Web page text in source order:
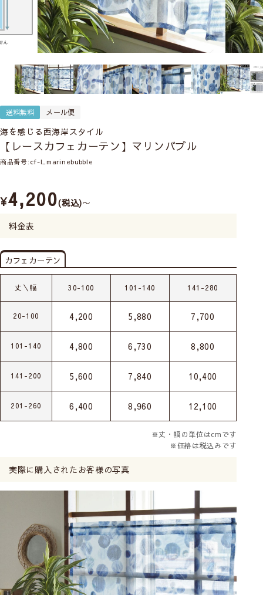
送料無料 メール便
海を感じる西海岸スタイル
【レースカフェカーテン】マリンバブル
商品番号 cf-l_marinebubble
¥4,200 税込 〜
料金表
カフェカーテン
丈＼幅 30-100 101-140 141-280
20-100 4,200 5,880 7,700
101-140 4,800 6,730 8,800
141-200 5,600 7,840 10,400
201-260 6,400 8,960 12,100
※丈・幅の単位はcmです
※価格は税込みです
実際に購入されたお客様の写真